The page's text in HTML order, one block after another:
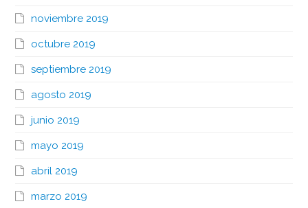
noviembre 2019
octubre 2019
septiembre 2019
agosto 2019
junio 2019
mayo 2019
abril 2019
marzo 2019